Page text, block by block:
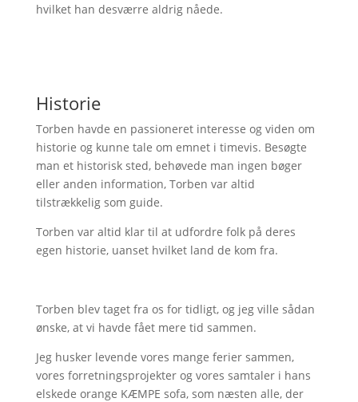
hvilket han desværre aldrig nåede.
Historie
Torben havde en passioneret interesse og viden om
historie og kunne tale om emnet i timevis. Besøgte
man et historisk sted, behøvede man ingen bøger
eller anden information, Torben var altid
tilstrækkelig som guide.
Torben var altid klar til at udfordre folk på deres
egen historie, uanset hvilket land de kom fra.
Torben blev taget fra os for tidligt, og jeg ville sådan
ønske, at vi havde fået mere tid sammen.
Jeg husker levende vores mange ferier sammen,
vores forretningsprojekter og vores samtaler i hans
elskede orange KÆMPE sofa, som næsten alle, der